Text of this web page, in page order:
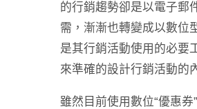
的行銷趨勢卻是以電子郵
需，漸漸也轉變成以數位
是其行銷活動使用的必要
來準確的設計行銷活動的
雖然目前使用數位“優惠